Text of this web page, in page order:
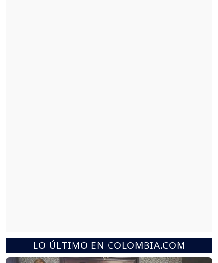
LO ÚLTIMO EN COLOMBIA.COM